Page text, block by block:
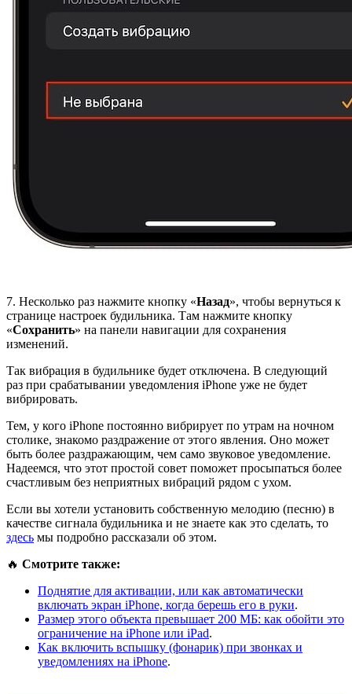
7. Несколько раз нажмите кнопку «Назад», чтобы вернуться к
странице настроек будильника. Там нажмите кнопку
«Сохранить» на панели навигации для сохранения
изменений.
Так вибрация в будильнике будет отключена. В следующий
раз при срабатывании уведомления iPhone уже не будет
вибрировать.
Тем, у кого iPhone постоянно вибрирует по утрам на ночном
столике, знакомо раздражение от этого явления. Оно может
быть более раздражающим, чем само звуковое уведомление.
Надеемся, что этот простой совет поможет просыпаться более
счастливым без неприятных вибраций рядом с ухом.
Если вы хотели установить собственную мелодию (песню) в
качестве сигнала будильника и не знаете как это сделать, то
здесь мы подробно рассказали об этом.
🔥 Смотрите также:
Поднятие для активации, или как автоматически
включать экран iPhone, когда берешь его в руки.
Размер этого объекта превышает 200 МБ: как обойти это
ограничение на iPhone или iPad.
Как включить вспышку (фонарик) при звонках и
уведомлениях на iPhone.